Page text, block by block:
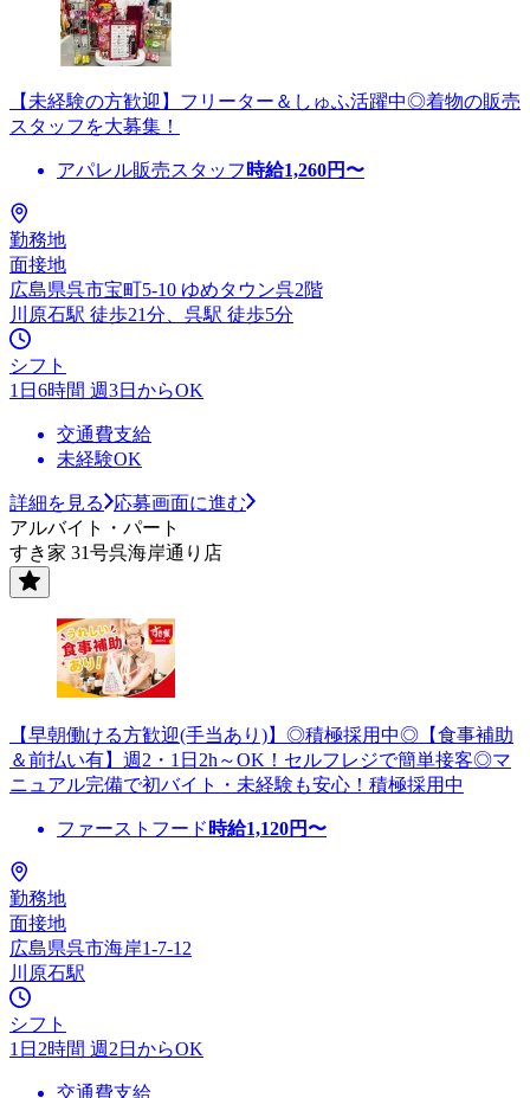
【未経験の方歓迎】フリーター＆しゅふ活躍中◎着物の販売
スタッフを大募集！
アパレル販売スタッフ 時給1,260円〜
勤務地
面接地
広島県呉市宝町5-10 ゆめタウン呉2階
川原石駅 徒歩21分、呉駅 徒歩5分
シフト
1日6時間 週3日からOK
交通費支給
未経験OK
詳細を見る
応募画面に進む
アルバイト・パート
すき家 31号呉海岸通り店
【早朝働ける方歓迎(手当あり)】◎積極採用中◎【食事補助
＆前払い有】週2・1日2h～OK！セルフレジで簡単接客◎マ
ニュアル完備で初バイト・未経験も安心！積極採用中
ファーストフード 時給1,120円〜
勤務地
面接地
広島県呉市海岸1-7-12
川原石駅
シフト
1日2時間 週2日からOK
交通費支給